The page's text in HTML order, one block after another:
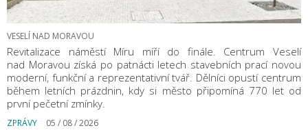
VESELÍ NAD MORAVOU
Revitalizace náměstí Míru míří do finále. Centrum Veselí
nad Moravou získá po patnácti letech stavebních prací novou
moderní, funkční a reprezentativní tvář. Dělníci opustí centrum
během letních prázdnin, kdy si město připomíná 770 let od
první pečetní zmínky.
ZPRÁVY 05 / 08 / 2026